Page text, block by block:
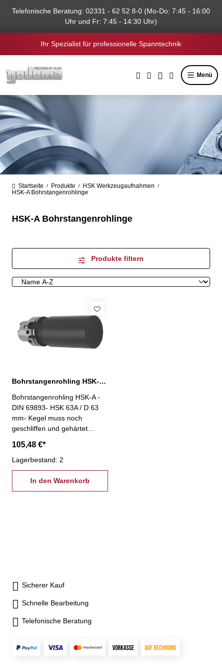
springen
Telefonische Beratung: 02331 - 62 52 8-0 (Mo-Do: 7:45 - 16:00
Uhr und Fr: 7:45 - 14:30 Uhr)
Ihr Spezialist für professionelle Spanntechnik
Menü
Startseite / Produkte / HSK Werkzeugaufnahmen /
HSK-A Bohrstangenrohlinge
HSK-A Bohrstangenrohlinge
Produkte filtern
Bohrstangenrohling HSK-A63, Ø 63 mm
Bohrstangenrohling HSK-A -
DIN 69893- HSK 63A / D 63
mm- Kegel muss noch
geschliffen und gehärtet
105,48 €*
Lagerbestand: 2
In den Warenkorb
Sicherer Kauf
Schnelle Bearbeitung
Telefonische Beratung